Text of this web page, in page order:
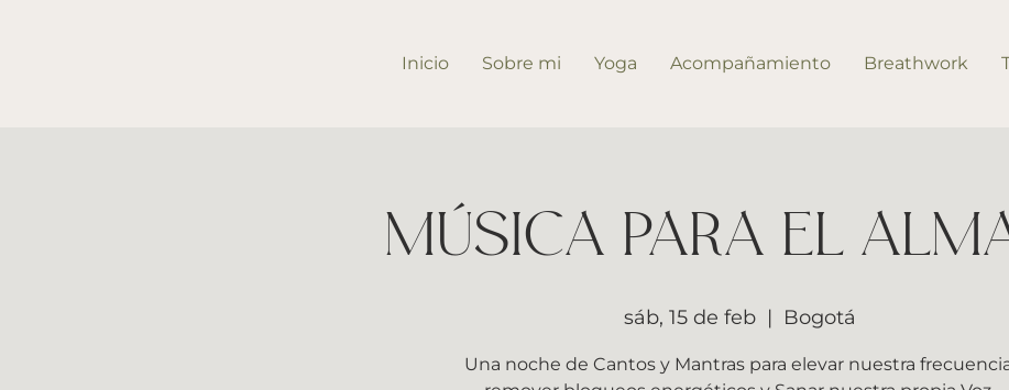
Inicio Sobre mi Yoga Acompañamiento Breathwork
MÚSICA PARA EL
sáb, 15 de feb
  |
Bogotá
Una noche de Cantos y Mantras para elevar nuestra